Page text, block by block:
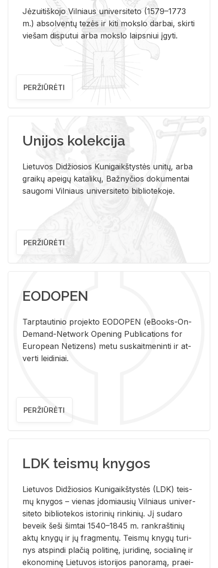
Jėzuitiškojo Vilniaus universiteto (1579–1773
m.) absolventų tezės ir kiti mokslo darbai, skirti
viešam disputui arba mokslo laipsniui įgyti.
PERŽIŪRĖTI
Unijos kolekcija
Lietuvos Didžiosios Kunigaikštystės unitų, arba
graikų apeigų katalikų, Bažnyčios dokumentai
saugomi Vilniaus universiteto bibliotekoje.
PERŽIŪRĖTI
EODOPEN
Tarp­tau­ti­nio pro­jek­to EO­DO­PEN (eBo­oks-On-
De­mand-Ne­twork Ope­ning Pub­li­ca­tions for
Eu­ro­pe­an Ne­ti­zens) metu su­skait­me­nin­ti ir at­
ver­ti lei­di­niai.
PERŽIŪRĖTI
LDK teismų knygos
Lie­tu­vos Di­džio­sios Ku­ni­gaikš­tys­tės (LDK) teis­
mų kny­gos – vie­nas įdo­miau­sių Vil­niaus uni­ver­
si­te­to bi­b­lio­te­kos is­to­ri­nių rin­ki­nių. Jį su­da­ro
be­veik šeši šim­tai 1540–1845 m. rank­raš­ti­nių
aktų kny­gų ir jų frag­men­tų. Teis­mų kny­gų tu­ri­
nys at­spin­di pla­čią po­li­ti­nę, ju­ri­di­nę, so­cia­li­nę ir
eko­no­mi­nę Lie­tu­vos is­to­ri­jos pa­no­ra­mą, pra­ei­